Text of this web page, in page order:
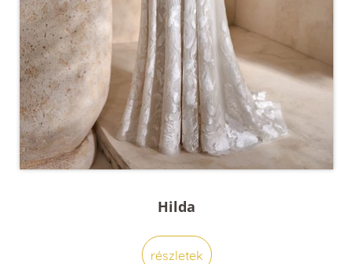
Hilda
részletek